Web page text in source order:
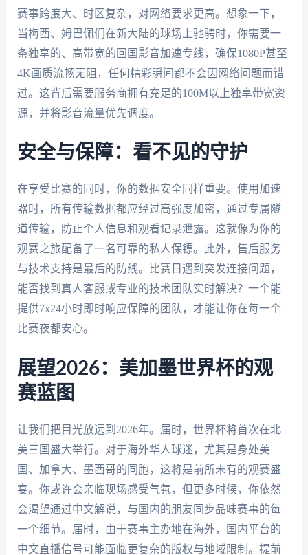
赛事跨度大、时区复杂，对网络要求更高。想象一下，
当梅西、姆巴佩们在新大陆的球场上驰骋时，你需要一
条独享的、高带宽的回国影音加速专线，确保1080P甚至
4K画质流畅无阻，任何精彩瞬间都不会因网络问题而错
过。这背后需要服务商拥有充足的100M以上独享带宽资
源，并将影音流量优先调度。
安全与保障：看不见的守护
在享受比赛的同时，你的数据安全同样重要。使用加速
器时，所有传输数据都应经过高强度加密，通过专属隧
道传输，防止个人信息和观看记录泄露。这就像为你的
观赛之旅配备了一名可靠的私人保镖。此外，售后服务
与技术支持是最后的防线。比赛日遇到突发连接问题，
能否找到真人客服或专业的技术团队实时解决？一个能
提供7x24小时即时响应保障的团队，才能让你在每一个
比赛夜都安心。
展望2026：美加墨世界杯的观
赛蓝图
让我们把目光放远到2026年。届时，世界杯将首次在北
美三国盛大举行。对于海外华人球迷，尤其是身处美
国、加拿大、墨西哥的同胞，这将是前所未有的观赛盛
宴。你或许会亲临现场感受气氛，但更多时候，你依然
会渴望通过中文解说，与国内的朋友同步品味赛事的每
一个细节。届时，由于赛事主办地在海外，国内平台的
中文直播信号可能面临更复杂的版权与地域限制。提前